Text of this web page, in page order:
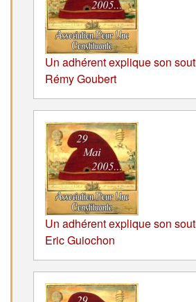
Un adhérent explique son
Rémy Goubert
Un adhérent explique son
Eric Guiochon